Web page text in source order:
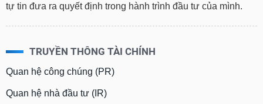
tự tin đưa ra quyết định trong hành trình đầu tư của mình.
TRUYỀN THÔNG TÀI CHÍNH
Quan hệ công chúng (PR)
Quan hệ nhà đầu tư (IR)